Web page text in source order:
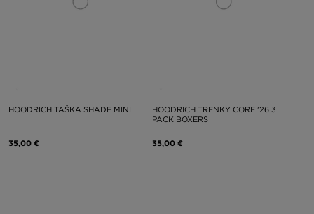
HOODRICH TAŠKA SHADE MINI
35,00 €
HOODRICH TRENKY CORE '26 3
PACK BOXERS
35,00 €